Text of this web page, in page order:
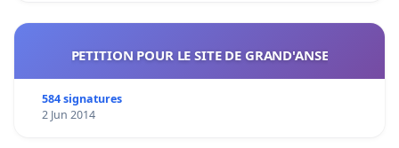
PETITION POUR LE SITE DE GRAND'ANSE
584 signatures
2 Jun 2014